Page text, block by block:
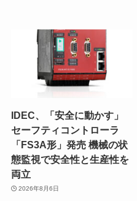
IDEC、「安全に動かす」
セーフティコントローラ
「FS3A形」発売 機械の状
態監視で安全性と生産性を
両立
2026年8月6日